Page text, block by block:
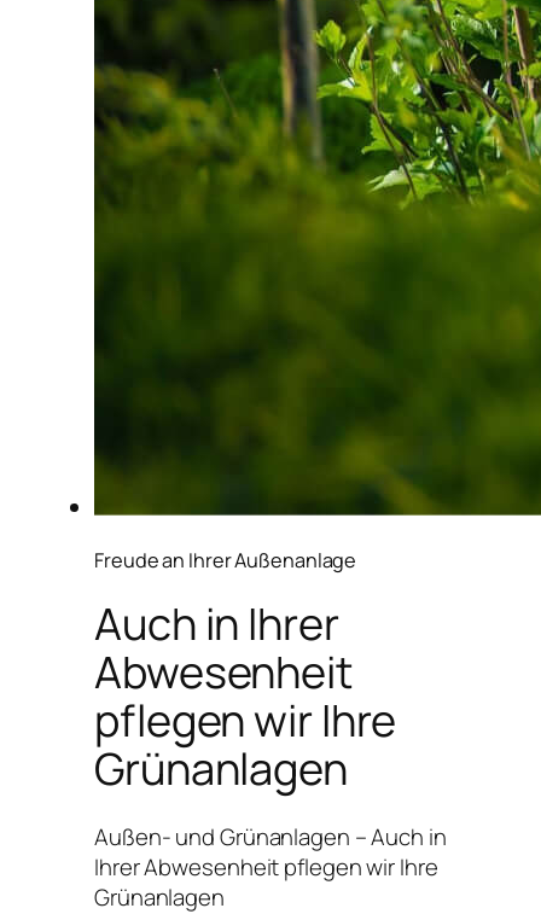
Freude an Ihrer Außenanlage
Auch in Ihrer
Abwesenheit
pflegen wir Ihre
Grünanlagen
Außen- und Grünanlagen – Auch in
Ihrer Abwesenheit pflegen wir Ihre
Grünanlagen